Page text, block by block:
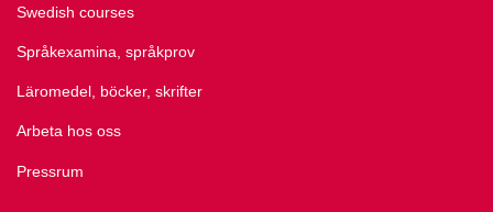
Swedish courses
Språkexamina, språkprov
Läromedel, böcker, skrifter
Arbeta hos oss
Pressrum